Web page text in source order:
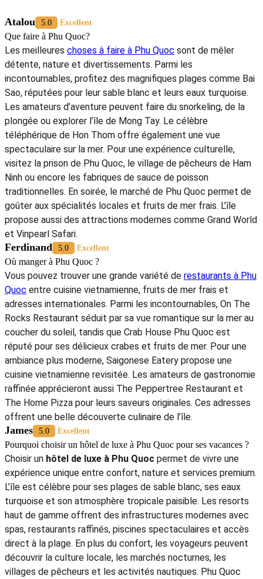
Atalou 5.0 Excellent
Que faire à Phu Quoc?
Les meilleures choses à faire à Phu Quoc sont de mêler
détente, nature et divertissements. Parmi les
incontournables, profitez des magnifiques plages comme Bai
Sao, réputées pour leur sable blanc et leurs eaux turquoise.
Les amateurs d’aventure peuvent faire du snorkeling, de la
plongée ou explorer l’île de Mong Tay. Le célèbre
téléphérique de Hon Thom offre également une vue
spectaculaire sur la mer. Pour une expérience culturelle,
visitez la prison de Phu Quoc, le village de pêcheurs de Ham
Ninh ou encore les fabriques de sauce de poisson
traditionnelles. En soirée, le marché de Phu Quoc permet de
goûter aux spécialités locales et fruits de mer frais. L’île
propose aussi des attractions modernes comme Grand World
et Vinpearl Safari.
Ferdinand 5.0 Excellent
Où manger à Phu Quoc ?
Vous pouvez trouver une grande variété de restaurants à Phu
Quoc entre cuisine vietnamienne, fruits de mer frais et
adresses internationales. Parmi les incontournables, On The
Rocks Restaurant séduit par sa vue romantique sur la mer au
coucher du soleil, tandis que Crab House Phu Quoc est
réputé pour ses délicieux crabes et fruits de mer. Pour une
ambiance plus moderne, Saigonese Eatery propose une
cuisine vietnamienne revisitée. Les amateurs de gastronomie
raffinée apprécieront aussi The Peppertree Restaurant et
The Home Pizza pour leurs saveurs originales. Ces adresses
offrent une belle découverte culinaire de l’île.
James 5.0 Excellent
Pourquoi choisir un hôtel de luxe à Phu Quoc pour ses vacances ?
Choisir un hôtel de luxe à Phu Quoc permet de vivre une
expérience unique entre confort, nature et services premium.
L’île est célèbre pour ses plages de sable blanc, ses eaux
turquoise et son atmosphère tropicale paisible. Les resorts
haut de gamme offrent des infrastructures modernes avec
spas, restaurants raffinés, piscines spectaculaires et accès
direct à la plage. En plus du confort, les voyageurs peuvent
découvrir la culture locale, les marchés nocturnes, les
villages de pêcheurs et les activités nautiques. Phu Quoc